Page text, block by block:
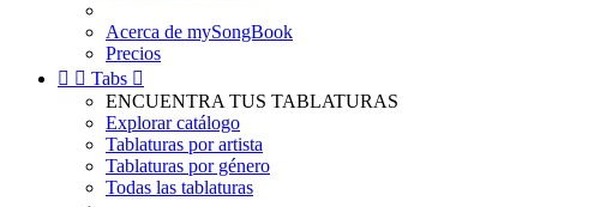
Acerca de mySongBook
Precios
  Tabs 
ENCUENTRA TUS TABLATURAS
Explorar catálogo
Tablaturas por artista
Tablaturas por género
Todas las tablaturas